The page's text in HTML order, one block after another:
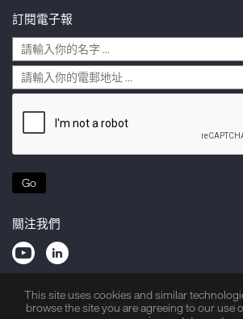
訂閱電子報
Go
關注我們
隱私權聲明 法律申明 網
This site uses cookies and similar
browse the site you are agreeing to our use